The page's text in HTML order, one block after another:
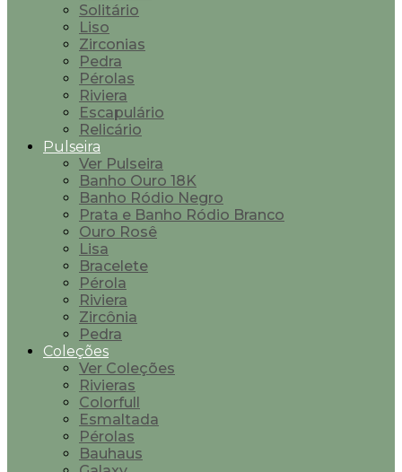
Solitário
Liso
Zirconias
Pedra
Pérolas
Riviera
Escapulário
Relicário
Pulseira
Ver Pulseira
Banho Ouro 18K
Banho Ródio Negro
Prata e Banho Ródio Branco
Ouro Rosê
Lisa
Bracelete
Pérola
Riviera
Zircônia
Pedra
Coleções
Ver Coleções
Rivieras
Colorfull
Esmaltada
Pérolas
Bauhaus